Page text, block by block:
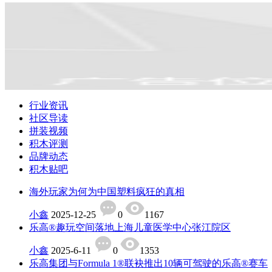
行业资讯
社区导读
拼装视频
积木评测
品牌动态
积木贴吧
海外玩家为何为中国塑料疯狂的真相
小鑫 2025-12-25 0
1167
乐高®趣玩空间落地上海儿童医学中心张江院区
小鑫 2025-6-11 0
1353
乐高集团与Formula 1®联袂推出10辆可驾驶的乐高®赛车